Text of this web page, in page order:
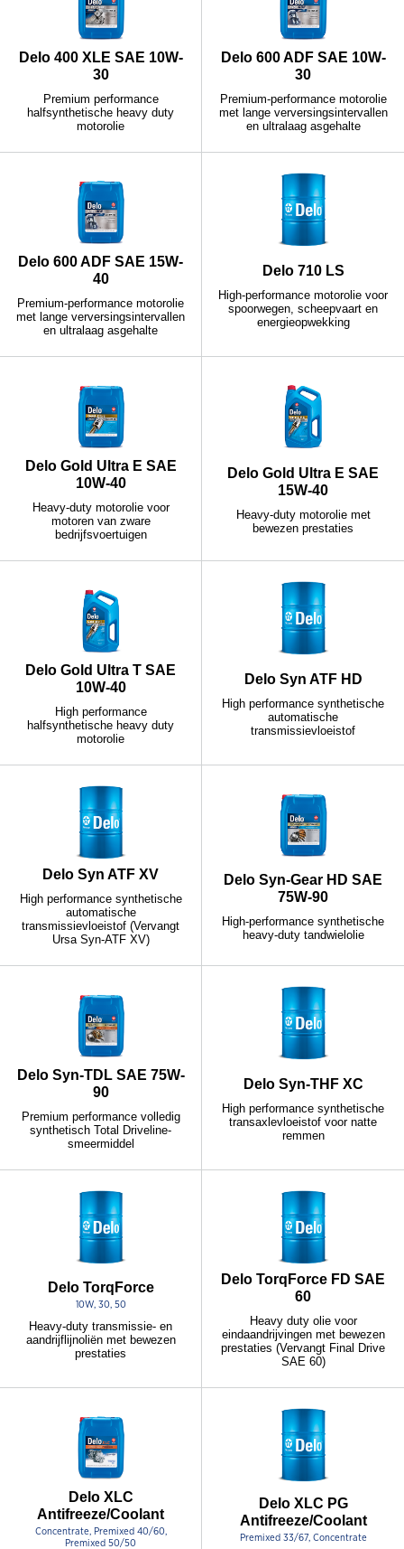
Delo 400 XLE SAE 10W-
30
Premium performance
halfsynthetische heavy duty
motorolie
Delo 600 ADF SAE 10W-
30
Premium-performance motorolie
met lange verversingsintervallen
en ultralaag asgehalte
Delo 600 ADF SAE 15W-
40
Premium-performance motorolie
met lange verversingsintervallen
en ultralaag asgehalte
Delo 710 LS
High-performance motorolie voor
spoorwegen, scheepvaart en
energieopwekking
Delo Gold Ultra E SAE
10W-40
Heavy-duty motorolie voor
motoren van zware
bedrijfsvoertuigen
Delo Gold Ultra E SAE
15W-40
Heavy-duty motorolie met
bewezen prestaties
Delo Gold Ultra T SAE
10W-40
High performance
halfsynthetische heavy duty
motorolie
Delo Syn ATF HD
High performance synthetische
automatische
transmissievloeistof
Delo Syn ATF XV
High performance synthetische
automatische
transmissievloeistof (Vervangt
Ursa Syn-ATF XV)
Delo Syn-Gear HD SAE
75W-90
High-performance synthetische
heavy-duty tandwielolie
Delo Syn-TDL SAE 75W-
90
Premium performance volledig
synthetisch Total Driveline-
smeermiddel
Delo Syn-THF XC
High performance synthetische
transaxlevloeistof voor natte
remmen
Delo TorqForce
10W, 30, 50
Heavy-duty transmissie- en
aandrijflijnoliën met bewezen
prestaties
Delo TorqForce FD SAE
60
Heavy duty olie voor
eindaandrijvingen met bewezen
prestaties (Vervangt Final Drive
SAE 60)
Delo XLC
Antifreeze/Coolant
Concentrate, Premixed 40/60,
Premixed 50/50
Delo XLC PG
Antifreeze/Coolant
Premixed 33/67, Concentrate